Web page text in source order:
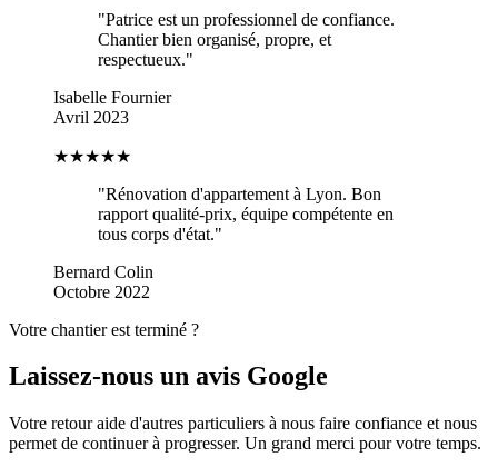
"Patrice est un professionnel de confiance.
Chantier bien organisé, propre, et
respectueux."
Isabelle Fournier
Avril 2023
★★★★★
"Rénovation d'appartement à Lyon. Bon
rapport qualité-prix, équipe compétente en
tous corps d'état."
Bernard Colin
Octobre 2022
Votre chantier est terminé ?
Laissez-nous un avis Google
Votre retour aide d'autres particuliers à nous faire confiance et nous
permet de continuer à progresser. Un grand merci pour votre temps.